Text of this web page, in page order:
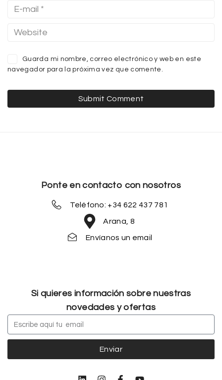
Guarda mi nombre, correo electrónico y web en este
navegador para la próxima vez que comente.
Ponte en contacto con nosotros
Teléfono: +34 622 437 781
Arana, 8
Envíanos un email
Si quieres información sobre nuestras
novedades y ofertas
Enviar